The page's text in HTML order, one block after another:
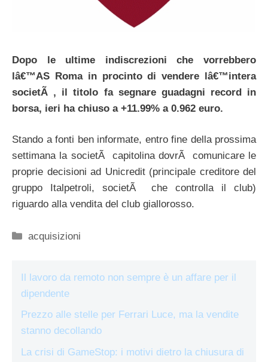
Dopo le ultime indiscrezioni che vorrebbero
lâ€™AS Roma in procinto di vendere lâ€™intera
societÃ , il titolo fa segnare guadagni record in
borsa, ieri ha chiuso a +11.99% a 0.962 euro.
Stando a fonti ben informate, entro fine della prossima
settimana la societÃ capitolina dovrÃ comunicare le
proprie decisioni ad Unicredit (principale creditore del
gruppo Italpetroli, societÃ che controlla il club)
riguardo alla vendita del club giallorosso.
Categorie
acquisizioni
Il lavoro da remoto non sempre è un affare per il
dipendente
Prezzo alle stelle per Ferrari Luce, ma la vendite
stanno decollando
La crisi di GameStop: i motivi dietro la chiusura di